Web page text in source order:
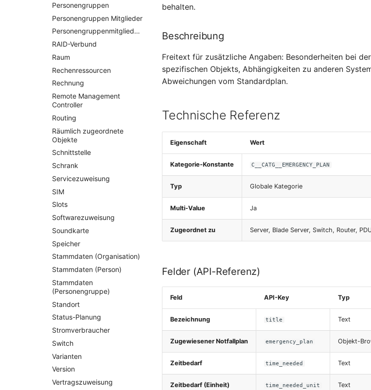
Personengruppen
Personengruppen Mitglieder
Personengruppenmitgliedschaft
RAID-Verbund
Raum
Rechenressourcen
Rechnung
Remote Management
Controller
Routing
Räumlich zugeordnete
Objekte
Schnittstelle
Schrank
Servicezuweisung
SIM
Slots
Softwarezuweisung
Soundkarte
Speicher
Stammdaten (Organisation)
Stammdaten (Person)
Stammdaten
(Personengruppe)
Standort
Status-Planung
Stromverbraucher
Switch
Varianten
Version
Vertragszuweisung
behalten.
Beschreibung
Freitext für zusätzliche Angaben: Besonderheiten bei
spezifischen Objekts, Abhängigkeiten zu anderen
Abweichungen vom Standardplan.
Technische Referenz
Eigenschaft Wert
Kategorie-Konstante C__CATG__EMERGENCY_PLAN
Typ Globale Kategorie
Multi-Value Ja
Zugeordnet zu Server, Blade Server, Switch, Router,
Felder (API-Referenz)
Feld API-Key Typ
Bezeichnung title Text
Zugewiesener Notfallplan emergency_plan Objekt-
Zeitbedarf time_needed Text
Zeitbedarf (Einheit) time_needed_unit Text